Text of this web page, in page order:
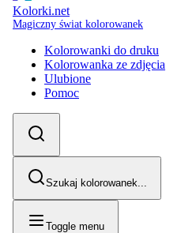
Kolorki.net
Magiczny świat kolorowanek
Kolorowanki do druku
Kolorowanka ze zdjęcia
Ulubione
Pomoc
Szukaj kolorowanek...
Toggle menu